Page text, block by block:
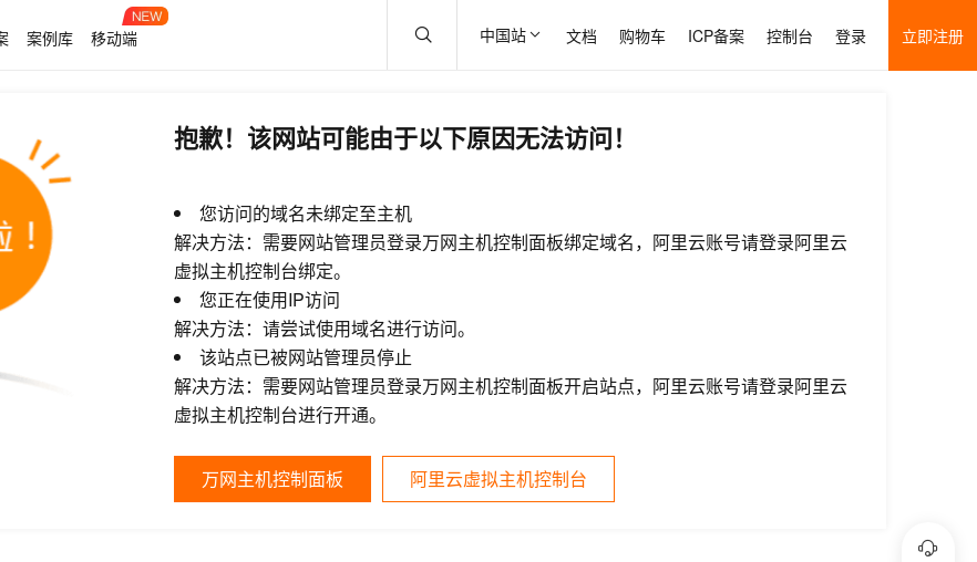
案例库 移动端 中国站 文档 购物车 ICP备案 控制台 登录 立即注册
抱歉！该网站可能由于以下原因无法访问！
您访问的域名未绑定至主机
解决方法：需要网站管理员登录万网主机控制面板绑定域名，阿里云账号请登录阿里云
虚拟主机控制台绑定。
您正在使用IP访问
解决方法：请尝试使用域名进行访问。
该站点已被网站管理员停止
解决方法：需要网站管理员登录万网主机控制面板开启站点，阿里云账号请登录阿里云
虚拟主机控制台进行开通。
万网主机控制面板 阿里云虚拟主机控制台